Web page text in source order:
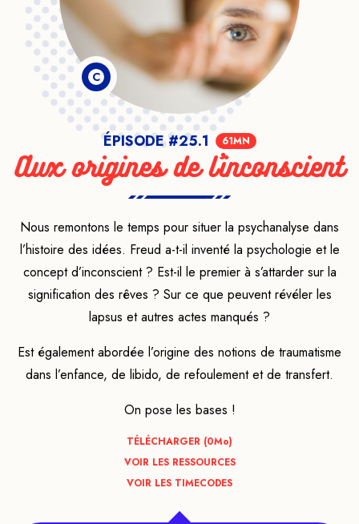
C
ÉPISODE #25.1 61MN
Aux origines de l’inconscient
Nous remontons le temps pour situer la psychanalyse dans
l’histoire des idées. Freud a-t-il inventé la psychologie et le
concept d’inconscient ? Est-il le premier à s’attarder sur la
signification des rêves ? Sur ce que peuvent révéler les
lapsus et autres actes manqués ?
Est également abordée l’origine des notions de traumatisme
dans l’enfance, de libido, de refoulement et de transfert.
On pose les bases !
TÉLÉCHARGER (0Mo)
VOIR LES RESSOURCES
VOIR LES TIMECODES